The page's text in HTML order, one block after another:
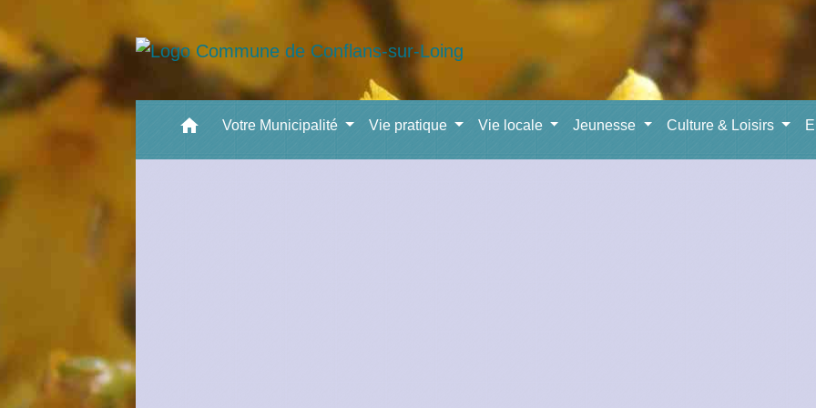
home Votre Municipalité Vie pratique Vie locale Jeunesse Culture & Loisirs